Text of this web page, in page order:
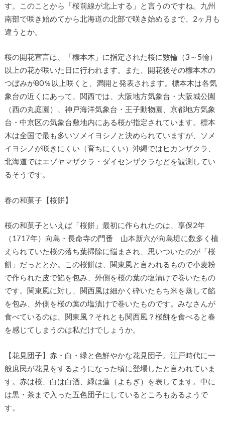
す。このことから「桜前線が北上する」と言うのですね。九州
南部で咲き始めてから北海道の北部で咲き始めるまで、2ヶ月も
違うとか。
桜の開花宣言は、「標本木」に指定された桜に数輪（3～5輪）
以上の花が咲いた日に行われます。また、開花後その標本木の
つぼみが80％以上咲くと、満開と発表されます。標本木は各気
象台の近くにあって、関西では、大阪地方気象台・大阪城公園
（西の丸庭園）、神戸海洋気象台・王子動物園、京都地方気象
台・中京区の気象台敷地内にある桜が指定されています。標本
木は全国で最も多いソメイヨシノと決められていますが、ソメ
イヨシノが咲きにくい（育ちにくい）沖縄ではヒカンザクラ、
北海道ではエゾヤマザクラ・ダイセンザクラなどを観測してい
るそうです。
春の和菓子【桜餅】
桜の和菓子といえば「桜餅」最初に作られたのは、享保2年
（1717年）向島・長命寺の門番 山本新六が向島堤に数多く植
えられていた桜の落ち葉掃除に悩まされ、思いついたのが「桜
餅」だっととか。この桜餅は、関東風と言われるもので小麦粉
で作られた皮で餡を包み、外側を桜の葉の塩漬けで巻いたもの
です。関東風に対し、関西風は細かく砕いたもち米を蒸して餡
を包み、外側を桜の葉の塩漬けで巻いたものです。みなさんが
食べているのは、関東風？それとも関西風？桜餅を食べると春
を感じてしまうのは私だけでしょうか。
【花見団子】赤・白・緑と色鮮やかな花見団子。江戸時代に一
般庶民が花見をするようになった頃に登場したと言われていま
す。赤は桜、白は白酒、緑は蓮（よもぎ）を表してます。中に
は黒・茶まで入った五色団子にしているところもあるようで
す。